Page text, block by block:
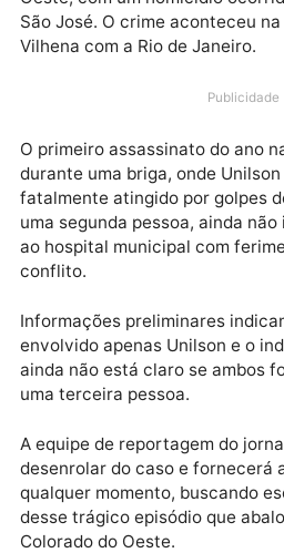
Oeste, com um homicídio
Vilhena com a Rio de Janeiro.
O primeiro assassinato do
fatalmente atingido por
uma segunda pessoa,
ao hospital municipal com
conflito.
Informações preliminares
envolvido apenas Unilson e
ainda não está claro se
uma terceira pessoa.